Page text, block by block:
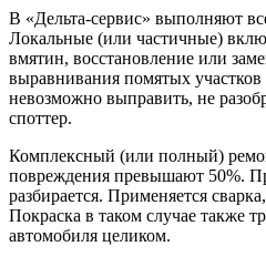
В «Дельта-сервис» выполняют
Локальные (или частичные)
вмятин, восстановление или
выравнивания помятых участков
невозможно выправить, не
споттер.
Комплексный (или полный)
повреждения превышают 50%.
разбирается. Применяется
Покраска в таком случае также
автомобиля целиком.